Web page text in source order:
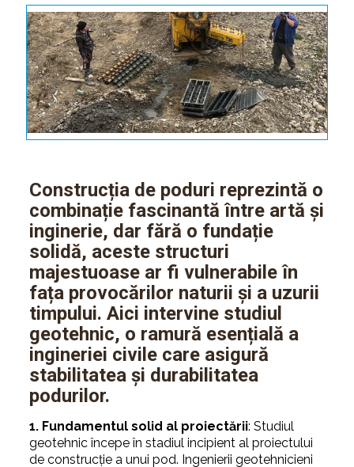
Construcția de poduri reprezintă o
combinație fascinantă între artă și
inginerie, dar fără o fundație
solidă, aceste structuri
majestuoase ar fi vulnerabile în
fața provocărilor naturii și a uzurii
timpului. Aici intervine studiul
geotehnic, o ramură esențială a
ingineriei civile care asigură
stabilitatea și durabilitatea
podurilor.
1. Fundamentul solid al proiectării: Studiul
geotehnic începe în stadiul incipient al proiectului
de construcție a unui pod. Ingenierii geotehnicieni